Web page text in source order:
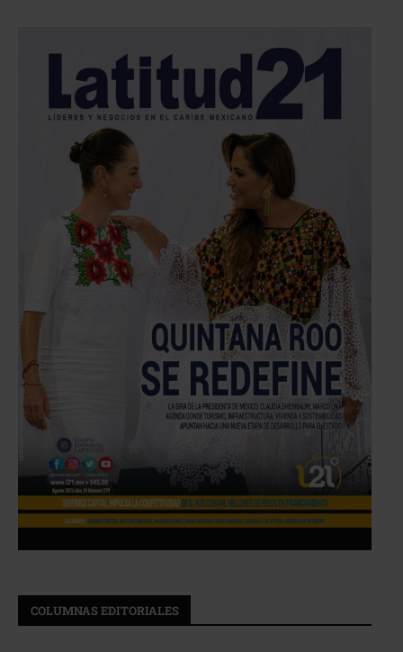
COLUMNAS EDITORIALES